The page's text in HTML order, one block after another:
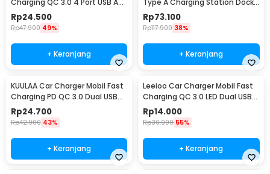
48 W - BK-376
Rp24.500
Rp47.900 49%
+ Keranjang
5 Port 4A - US04
Rp73.100
Rp117.900 38%
+ Keranjang
KUULAA Car Charger Mobil Fast
Charging PD QC 3.0 Dual USB
1.67A 20W - A318
Rp24.700
Rp42.900 43%
+ Keranjang
Leeioo Car Charger Mobil Fast
Charging QC 3.0 LED Dual USB
Port 2.4A - LE001
Rp14.000
Rp30.900 55%
+ Keranjang